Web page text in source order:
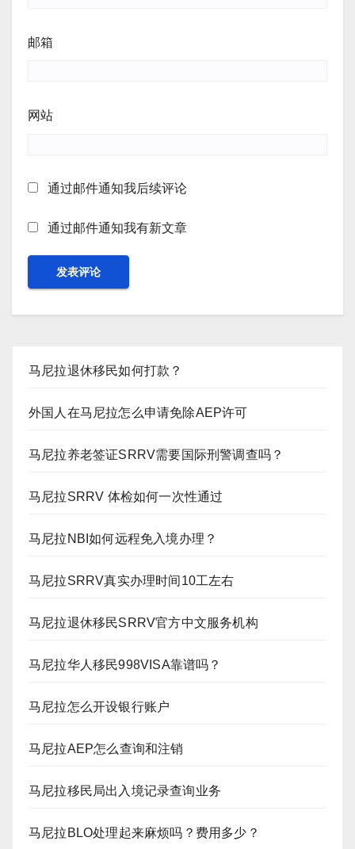
邮箱
网站
通过邮件通知我后续评论
通过邮件通知我有新文章
马尼拉退休移民如何打款？
外国人在马尼拉怎么申请免除AEP许可
马尼拉养老签证SRRV需要国际刑警调查吗？
马尼拉SRRV 体检如何一次性通过
马尼拉NBI如何远程免入境办理？
马尼拉SRRV真实办理时间10工左右
马尼拉退休移民SRRV官方中文服务机构
马尼拉华人移民998VISA靠谱吗？
马尼拉怎么开设银行账户
马尼拉AEP怎么查询和注销
马尼拉移民局出入境记录查询业务
马尼拉BLO处理起来麻烦吗？费用多少？